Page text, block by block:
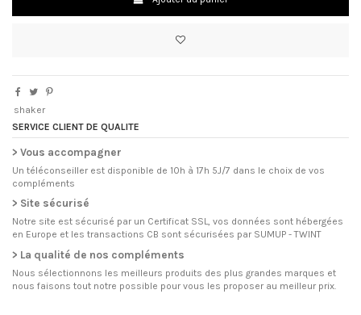
shaker
SERVICE CLIENT DE QUALITE
> Vous accompagner
Un téléconseiller est disponible de 10h à 17h 5J/7 dans le choix de vos
compléments
> Site sécurisé
Notre site est sécurisé par un Certificat SSL, vos données sont hébergées
en Europe et les transactions CB sont sécurisées par SUMUP - TWINT
> La qualité de nos compléments
Nous sélectionnons les meilleurs produits des plus grandes marques et
nous faisons tout notre possible pour vous les proposer au meilleur prix.